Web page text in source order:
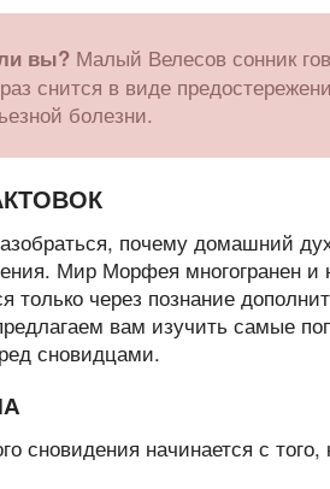
вы? Малый Велесов сонник
снится в виде
болезни.
почему домашний
Мир Морфея многогранен и
только через познание
вам изучить самые
сновидцами.
сновидения начинается с